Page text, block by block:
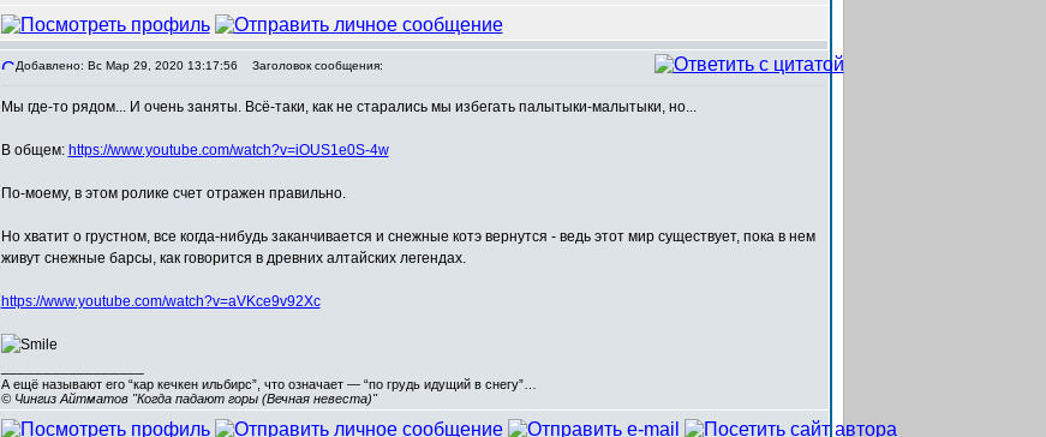
Добавлено: Вс Мар 29, 2020 13:17:56 Заголовок сообщения:
Мы где-то рядом... И очень заняты. Всё-таки, как не старались мы избегать палытыки-малытыки, но...
В общем: https://www.youtube.com/watch?v=iOUS1e0S-4w
По-моему, в этом ролике счет отражен правильно.
Но хватит о грустном, все когда-нибудь заканчивается и снежные котэ вернутся - ведь этот мир существует, пока в нем
живут снежные барсы, как говорится в древних алтайских легендах.
https://www.youtube.com/watch?v=aVKce9v92Xc
А ещё называют его “кар кечкен ильбирс”, что означает — “по грудь идущий в снегу”…
© Чингиз Айтматов "Когда падают горы (Вечная невеста)"